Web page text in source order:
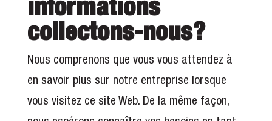
collectons-nous?
Nous comprenons que vous vous attendez à
en savoir plus sur notre entreprise lorsque
vous visitez ce site Web. De la même façon,